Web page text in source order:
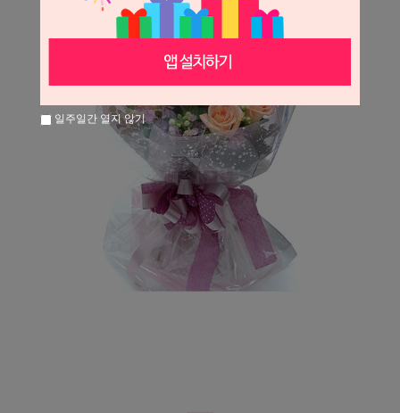
일주일간 열지 않기